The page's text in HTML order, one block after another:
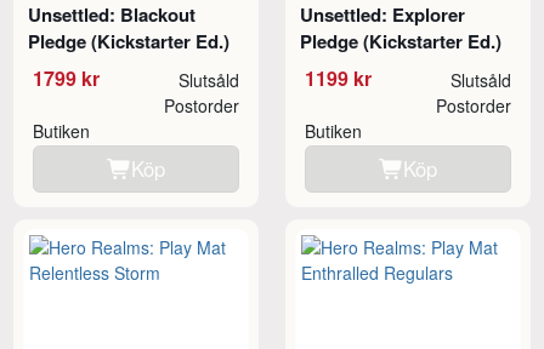
Unsettled: Blackout
Pledge (Kickstarter Ed.)
1799 kr Slutsåld
Butiken
Postorder
Köp
Unsettled: Explorer
Pledge (Kickstarter Ed.)
1199 kr Slutsåld
Butiken
Postorder
Köp